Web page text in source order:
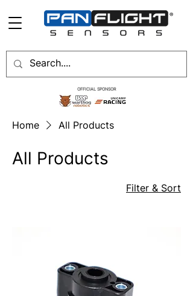
OFFICIAL SPONSOR
Home All Products
All Products
Filter & Sort